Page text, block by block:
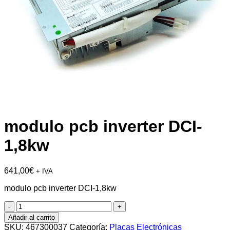
modulo pcb inverter DCI-
1,8kw
641,00€ + IVA
modulo pcb inverter DCI-1,8kw
modulo
pcb
inverter
Añadir al carrito
SKU: 467300037 Categoría: Placas Electrónicas